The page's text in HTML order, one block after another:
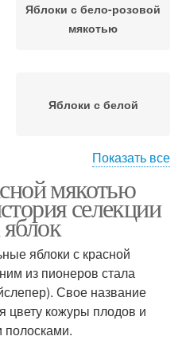
Яблоки с бело-розовой
мякотью
Яблоки с белой
Яблоки с горчинкой
Бордовые яблоки
Показать все
мякотью
селекции
яблоки с красной
из пионеров стала
Свое название
цвету кожуры плодов и
полосками.